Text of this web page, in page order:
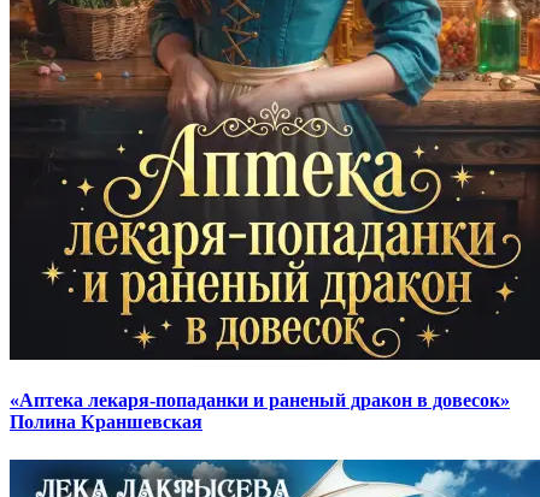
«Аптека лекаря-попаданки и раненый дракон в довесок»
Полина Краншевская